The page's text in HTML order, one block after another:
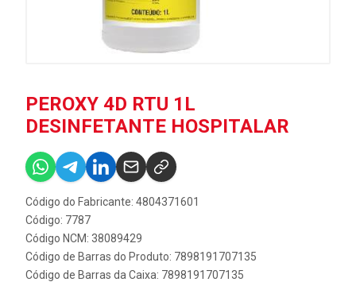
PEROXY 4D RTU 1L
DESINFETANTE HOSPITALAR
Código do Fabricante: 4804371601
Código: 7787
Código NCM: 38089429
Código de Barras do Produto: 7898191707135
Código de Barras da Caixa: 7898191707135